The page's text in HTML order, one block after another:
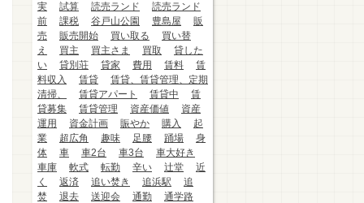
実
試算 読売ランド
読売ランド
前
課税 谷戸山公園 豊島屋
販
売
販売開始 買い取る
買い替
え
買主 買主さま 買取
貸した
い
貸別荘 貸家 費用 賃料
賃
料収入
賃貸
賃貸、賃貸管理、定期
清掃、
賃貸アパート 賃貸中
賃
貸募集
賃貸管理 資産価値
資産
運用
資金計画 賑やか 購入
起
業
超広角 趣味 足腰 踊場
身
体
車 車2台 車3台
車大好き
車庫
軟式 転勤 辛い 辻堂
近
く
返済 追い焚き 追浜駅
追
焚
退去 送迎会 通勤
通学路